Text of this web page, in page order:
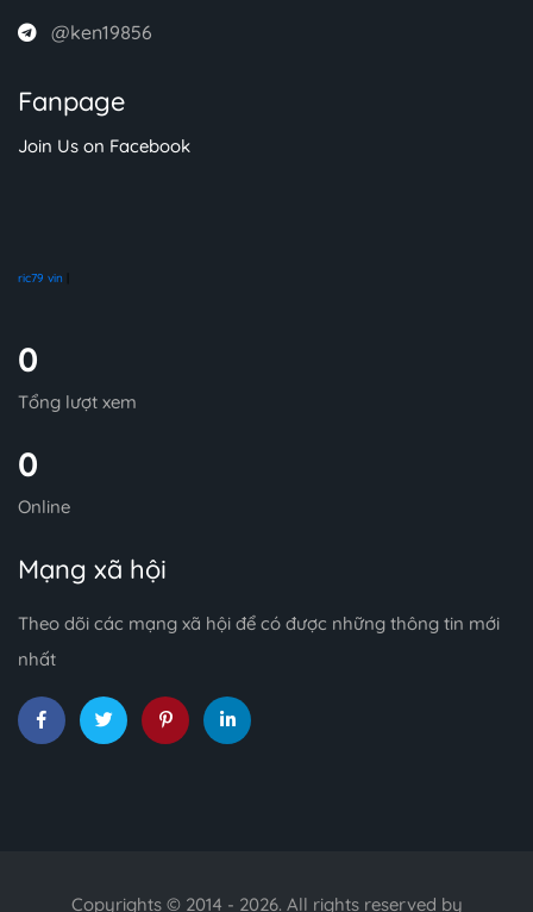
@ken19856
Fanpage
Join Us on Facebook
ric79 vin
0
Tổng lượt xem
0
Online
Mạng xã hội
Theo dõi các mạng xã hội để có được những thông tin mới
nhất
Copyrights © 2014 - 2026. All rights reserved by